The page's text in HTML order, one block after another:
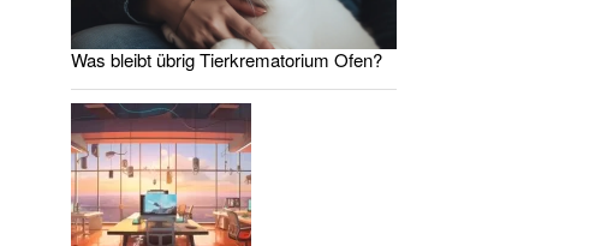
Was bleibt übrig Tierkrematorium Ofen?